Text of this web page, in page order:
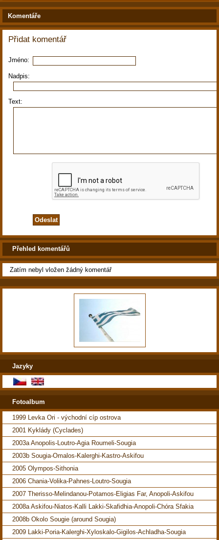
Komentáře
Přidat komentář
Jméno:
Nadpis:
Text:
Přehled komentářů
Zatím nebyl vložen žádný komentář
Jazyky
Fotoalbum
1999 Levka Ori - východní cíp ostrova
2001 Kyklády (Cyclades)
2003a Anopolis-Loutro-Agia Roumeli-Sougia
2003b Sougia-Omalos-Kalerghi-Kastro-Askifou
2005 Olympos-Sithonia
2006 Chania-Volika-Pahnes-Loutro-Sougia
2007 Therisso-Melindanou-Potamos-Eligias Far, Anopoli-Askifou
2008a Askifou-Niatos-Kalli Lakki-Skafidhia-Anopoli-Chóra Sfakia
2008b Okolo Sougie (around Sougia)
2009 Lakki-Poria-Kalerghi-Xyloskalo-Gigilos-Achladha-Sougia